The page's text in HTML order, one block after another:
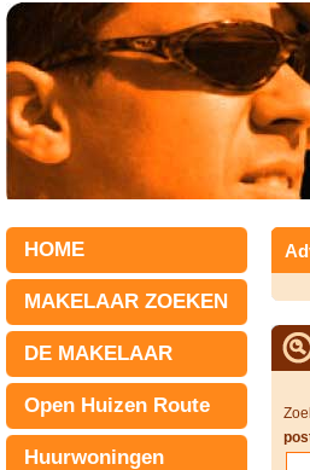
HOME
MAKELAAR ZOEKEN
DE MAKELAAR
Open Huizen Route
Huurwoningen